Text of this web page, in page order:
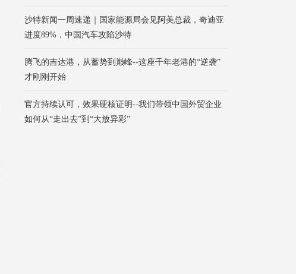
沙特新闻一周速递｜国家能源局会见阿美总裁，奇迪亚
进度89%，中国汽车攻陷沙特
腾飞的吉达港，从蓄势到巅峰--这座千年老港的“逆袭”
才刚刚开始
官方持续认可，效果硬核证明--我们带领中国外贸企业
如何从“走出去”到“大放异彩”